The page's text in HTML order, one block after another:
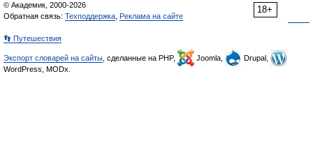
18+
© Академик, 2000-2026
Обратная связь: Техподдержка Реклама на сайте
👣 Путешествия
Экспорт словарей на сайты , сделанные на PHP, Joomla,
Drupal,
WordPress, MODx.